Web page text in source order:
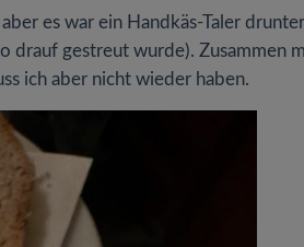
es war ein Handkäs-Taler
drauf gestreut wurde). Zusammen
ich aber nicht wieder haben.